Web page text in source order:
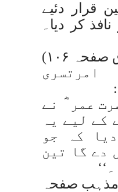
قرار دئیے
کر دیا۔
۱۰۶)
امرتسری
عمر ؓ نے
کے لیے یہ
کہ جو
دے گا تین
مذہب صفحہ